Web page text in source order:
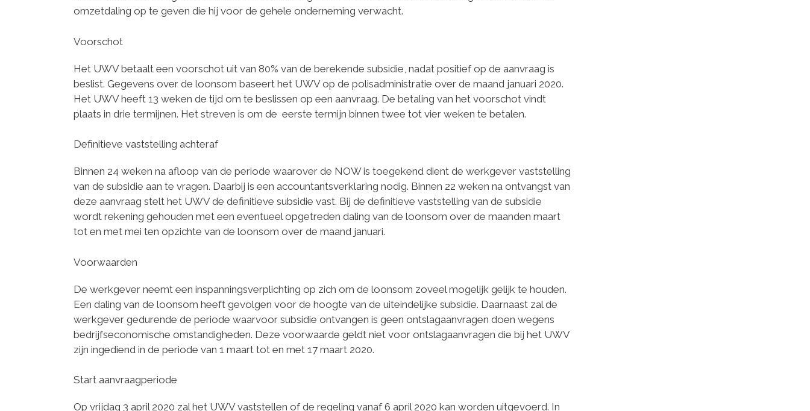
omzetdaling op te geven die hij voor de gehele onderneming verwacht.
Voorschot
Het UWV betaalt een voorschot uit van 80% van de berekende subsidie, nadat positief op de aanvraag is
beslist. Gegevens over de loonsom baseert het UWV op de polisadministratie over de maand januari 2020.
Het UWV heeft 13 weken de tijd om te beslissen op een aanvraag. De betaling van het voorschot vindt
plaats in drie termijnen. Het streven is om de eerste termijn binnen twee tot vier weken te betalen.
Definitieve vaststelling achteraf
Binnen 24 weken na afloop van de periode waarover de NOW is toegekend dient de werkgever vaststelling
van de subsidie aan te vragen. Daarbij is een accountantsverklaring nodig. Binnen 22 weken na ontvangst van
deze aanvraag stelt het UWV de definitieve subsidie vast. Bij de definitieve vaststelling van de subsidie
wordt rekening gehouden met een eventueel opgetreden daling van de loonsom over de maanden maart
tot en met mei ten opzichte van de loonsom over de maand januari.
Voorwaarden
De werkgever neemt een inspanningsverplichting op zich om de loonsom zoveel mogelijk gelijk te houden.
Een daling van de loonsom heeft gevolgen voor de hoogte van de uiteindelijke subsidie. Daarnaast zal de
werkgever gedurende de periode waarvoor subsidie ontvangen is geen ontslagaanvragen doen wegens
bedrijfseconomische omstandigheden. Deze voorwaarde geldt niet voor ontslagaanvragen die bij het UWV
zijn ingediend in de periode van 1 maart tot en met 17 maart 2020.
Start aanvraagperiode
Op vrijdag 3 april 2020 zal het UWV vaststellen of de regeling vanaf 6 april 2020 kan worden uitgevoerd. In